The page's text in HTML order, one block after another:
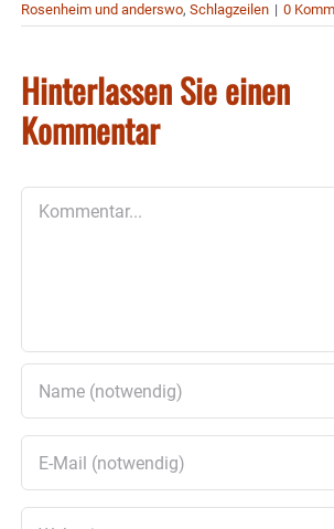
Rosenheim und anderswo, Schlagzeilen | 0
Hinterlassen Sie einen
Kommentar